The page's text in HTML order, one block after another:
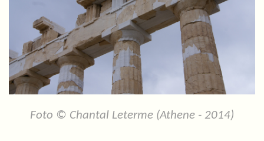
Foto © Chantal Leterme (Athene - 2014)